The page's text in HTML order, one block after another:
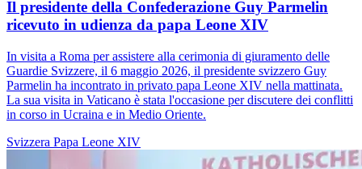
Il presidente della Confederazione Guy Parmelin
ricevuto in udienza da papa Leone XIV
In visita a Roma per assistere alla cerimonia di giuramento delle
Guardie Svizzere, il 6 maggio 2026, il presidente svizzero Guy
Parmelin ha incontrato in privato papa Leone XIV nella mattinata.
La sua visita in Vaticano è stata l'occasione per discutere dei conflitti
in corso in Ucraina e in Medio Oriente.
Svizzera Papa Leone XIV